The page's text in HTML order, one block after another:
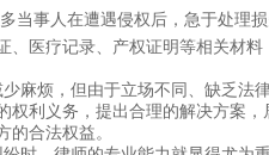
当事人在遭遇侵权后，急于处理
医疗记录、产权证明等相关材
烦，但由于立场不同、缺乏法
利义务，提出合理的解决方案
的合法权益。